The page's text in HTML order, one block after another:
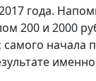
года.
200 и 2000